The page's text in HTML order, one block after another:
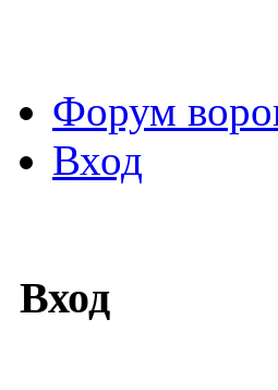
Форум
Вход
Вход